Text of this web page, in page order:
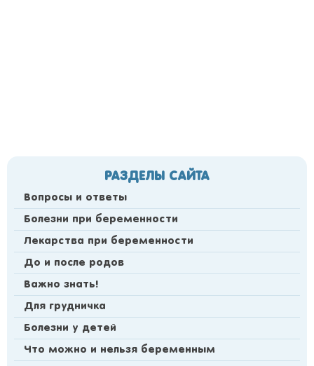
РАЗДЕЛЫ САЙТА
Вопросы и ответы
Болезни при беременности
Лекарства при беременности
До и после родов
Важно знать!
Для грудничка
Болезни у детей
Что можно и нельзя беременным